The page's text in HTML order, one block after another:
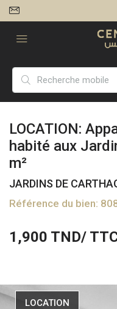
LOCATION:
habité aux
m²
JARDINS DE
Référence du bien:
1,900 TND/
LOCATION